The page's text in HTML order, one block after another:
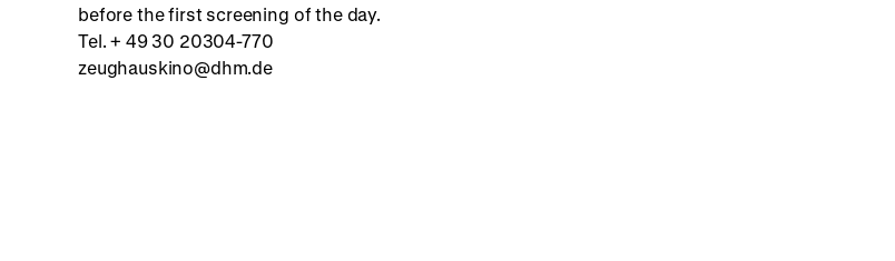
before the first screening of the day.
Tel. + 49 30 20304-770
zeughauskino@dhm.de